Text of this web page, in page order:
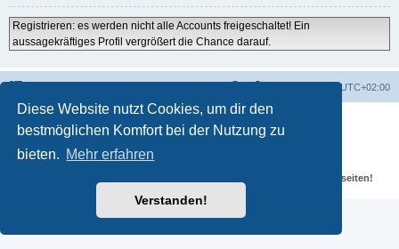
Diese Website nutzt Cookies, um dir den
bestmöglichen Komfort bei der Nutzung zu
bieten. Mehr erfahren
Verstanden!
Registrieren: es werden nicht alle Accounts freigeschaltet! Ein
aussagekräftiges Profil vergrößert die Chance darauf.
UTC+02:00
® Forum Software © phpBB Limited
Deutsche Übersetzung durchphpBB.de
Datenschutz
Datenschutzbestimmungen und weiteren Regeln der externen Webseiten!